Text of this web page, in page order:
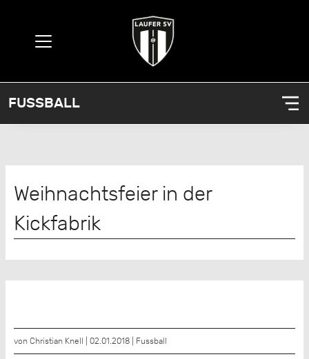
FUSSBALL
Weihnachtsfeier in der
Kickfabrik
von Christian Knell | 02.01.2018 | Fussball